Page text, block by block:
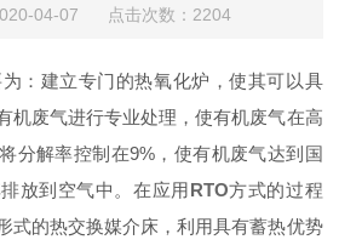
04-07 点击次数：2204
建立专门的热氧化炉，使其可以具
机废气进行专业处理，使有机废气在高
分解率控制在9%，使有机废气达到国
放到空气中。在应用 RTO方式的过程
式的热交换媒介床，利用具有蓄热优势